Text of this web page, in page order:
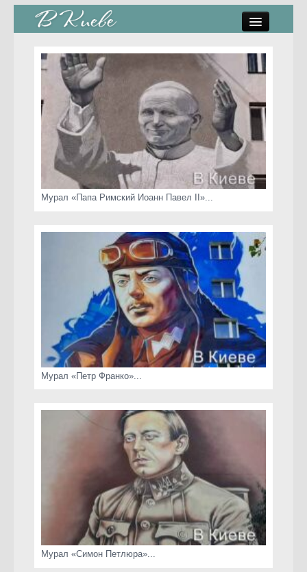
стрит-арт
коты Киева
скамейки
часы Киева
Мурал «Папа Римский Иоанн Павел II»...
Мурал «Петр Франко»...
Мурал «Симон Петлюра»...